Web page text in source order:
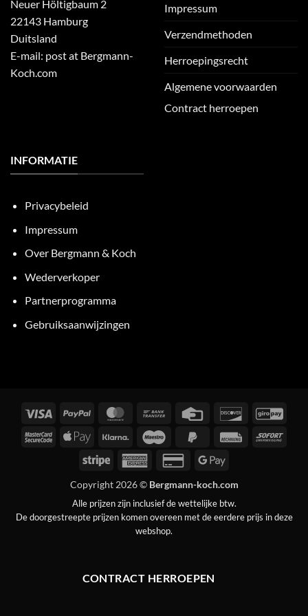
Neuer Höltigbaum 2
22143 Hamburg
Duitsland
E-mail: post at Bergmann-
Koch.com
Impressum
Verzendmethoden
Herroepingsrecht
Algemene voorwaarden
Contract herroepen
INFORMATIE
Privacybeleid
Impressum
Over Bergmann & Koch
Wederverkoper
Partnerprogramma
Gebruiksaanwijzingen
Visa PayPal MasterCardBankoverschrijving
Creditcard Discover
MasterCardApple
Klarna Maestro
PayPal
Rechnung
Stripe
American
Credit
2
Google
Copyright 2026 © Bergmann-koch.com
Alle prijzen zijn inclusief de wettelijke btw.
De doorgestreepte prijzen komen overeen met de eerdere prijs in deze
webshop.
CONTRACT HERROEPEN